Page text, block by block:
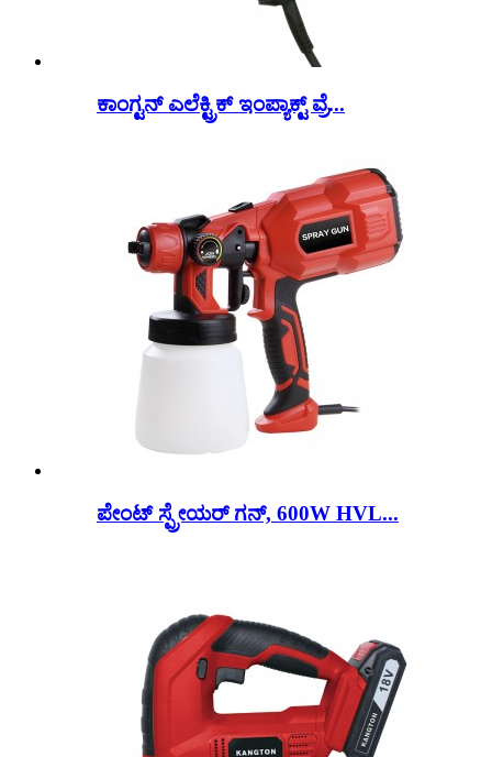
ಕಾಂಗ್ಟನ್ ಎಲೆಕ್ಟ್ರಿಕ್ ಇಂಪ್ಯಾಕ್ಟ್ ವ್ರೆ...
ಪೇಂಟ್ ಸ್ಪ್ರೇಯರ್ ಗನ್, 600W HVL...